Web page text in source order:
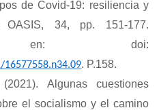
de Covid-19: resiliencia y
OASIS, 34, pp. 151-177.
en: doi:
. P.158.
Algunas cuestiones
el socialismo y el camino